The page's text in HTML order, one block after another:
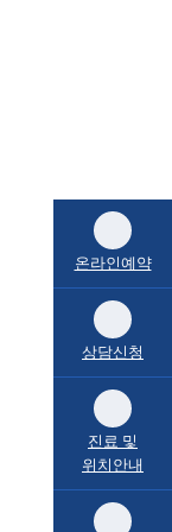
온라인예약
상담신청
진료 및
위치안내